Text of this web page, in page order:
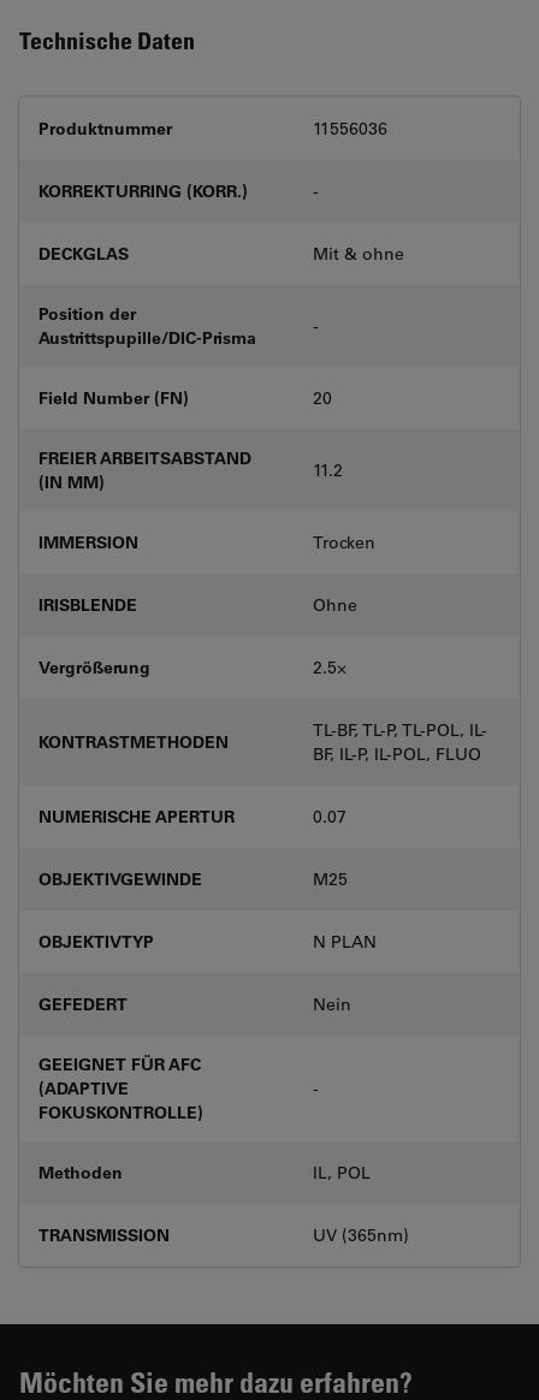
Technische Daten
Produktnummer 11556036
KORREKTURRING (KORR.) -
DECKGLAS Mit & ohne
Position der
Austrittspupille/DIC-Prisma
-
Field Number (FN) 20
FREIER ARBEITSABSTAND
(IN MM)
11.2
IMMERSION Trocken
IRISBLENDE Ohne
Vergrößerung 2.5⨉
KONTRASTMETHODEN
TL-BF, TL-P, TL-POL, IL-
BF, IL-P, IL-POL, FLUO
NUMERISCHE APERTUR 0.07
OBJEKTIVGEWINDE M25
OBJEKTIVTYP N PLAN
GEFEDERT Nein
GEEIGNET FÜR AFC
(ADAPTIVE
FOKUSKONTROLLE)
-
Methoden IL, POL
TRANSMISSION UV (365nm)
Möchten Sie mehr dazu erfahren?